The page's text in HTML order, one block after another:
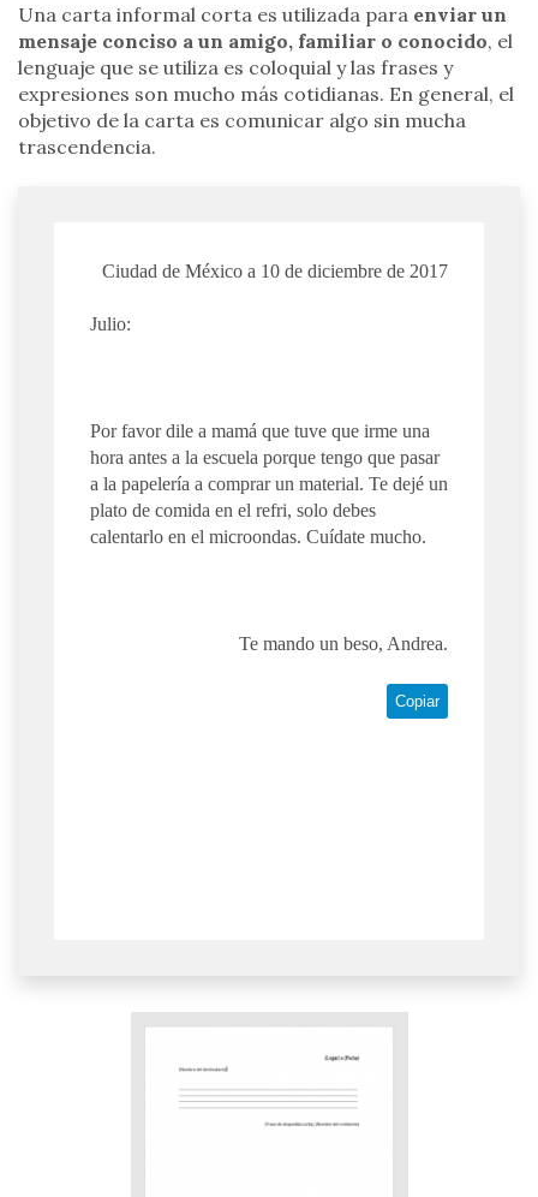
Una carta informal corta es utilizada para enviar un
mensaje conciso a un amigo, familiar o conocido, el
lenguaje que se utiliza es coloquial y las frases y
expresiones son mucho más cotidianas. En general, el
objetivo de la carta es comunicar algo sin mucha
trascendencia.
Ciudad de México a 10 de diciembre de 2017
Julio:
Por favor dile a mamá que tuve que irme una
hora antes a la escuela porque tengo que pasar
a la papelería a comprar un material. Te dejé un
plato de comida en el refri, solo debes
calentarlo en el microondas. Cuídate mucho.
Te mando un beso, Andrea.
Copiar